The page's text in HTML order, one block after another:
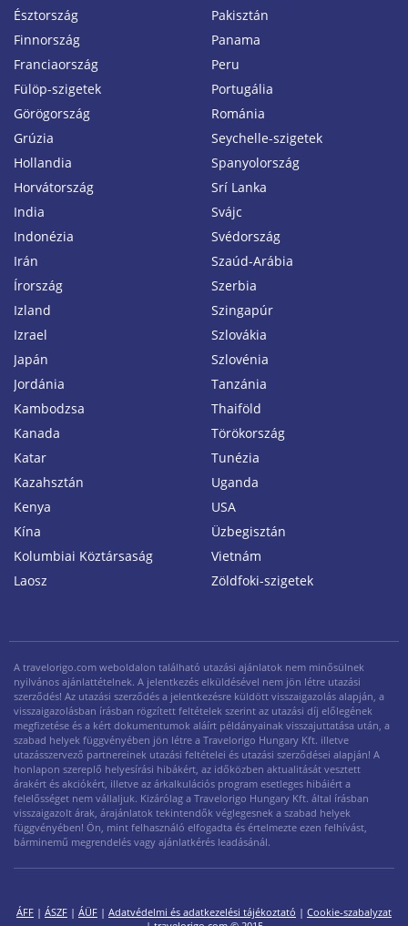
Észtország
Finnország
Franciaország
Fülöp-szigetek
Görögország
Grúzia
Hollandia
Horvátország
India
Indonézia
Irán
Írország
Izland
Izrael
Japán
Jordánia
Kambodzsa
Kanada
Katar
Kazahsztán
Kenya
Kína
Kolumbiai Köztársaság
Laosz
Pakisztán
Panama
Peru
Portugália
Románia
Seychelle-szigetek
Spanyolország
Srí Lanka
Svájc
Svédország
Szaúd-Arábia
Szerbia
Szingapúr
Szlovákia
Szlovénia
Tanzánia
Thaiföld
Törökország
Tunézia
Uganda
USA
Üzbegisztán
Vietnám
Zöldfoki-szigetek
A travelorigo.com weboldalon található utazási ajánlatok nem minősülnek
nyilvános ajánlattételnek. A jelentkezés elküldésével nem jön létre utazási
szerződés! Az utazási szerződés a jelentkezésre küldött visszaigazolás alapján, a
visszaigazolásban írásban rögzített feltételek szerint az utazási díj előlegének
megfizetése és a kért dokumentumok aláírt példányainak visszajuttatása után, a
szabad helyek függvényében jön létre a Travelorigo Hungary Kft. illetve
utazásszervező partnereinek utazási feltételei és utazási szerződései alapján! A
honlapon szereplő helyesírási hibákért, az időközben aktualitását vesztett
árakért és akciókért, illetve az árkalkulációs program esetleges hibáiért a
felelősséget nem vállaljuk. Kizárólag a Travelorigo Hungary Kft. által írásban
visszaigazolt árak, árajánlatok tekintendők véglegesnek a szabad helyek
függvényében! Ön, mint felhasználó elfogadta és értelmezte ezen felhívást,
bárminemű megrendelés vagy ajánlatkérés leadásánál.
ÁFF | ÁSZF | ÁÜF | Adatvédelmi és adatkezelési tájékoztató | Cookie-szabalyzat